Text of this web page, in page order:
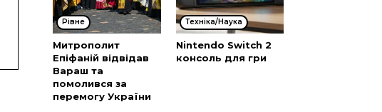
Рівне
Митрополит
Епіфаній відвідав
Вараш та
помолився за
перемогу України
Техніка/Наука
Nintendo Switch 2
консоль для гри